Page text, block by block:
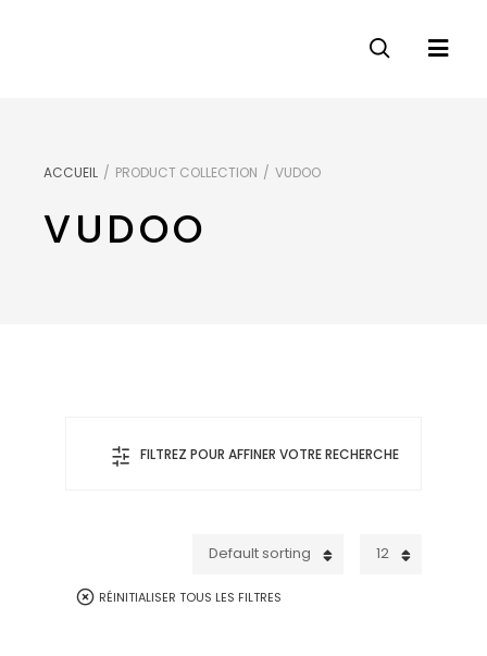
ACCUEIL / PRODUCT COLLECTION / VUDOO
VUDOO
FILTREZ POUR AFFINER VOTRE RECHERCHE
12
Default sorting
RÉINITIALISER TOUS LES FILTRES